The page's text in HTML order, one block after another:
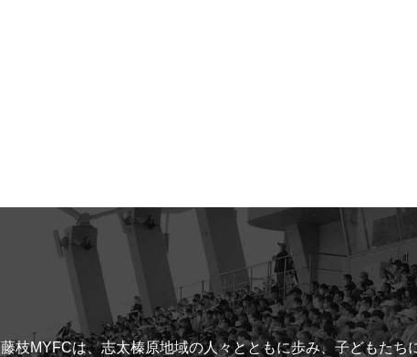
藤枝MYFCは、志太榛原地域の人々とともに歩み、子どもたち